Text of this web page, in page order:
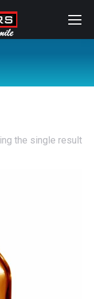
the single result